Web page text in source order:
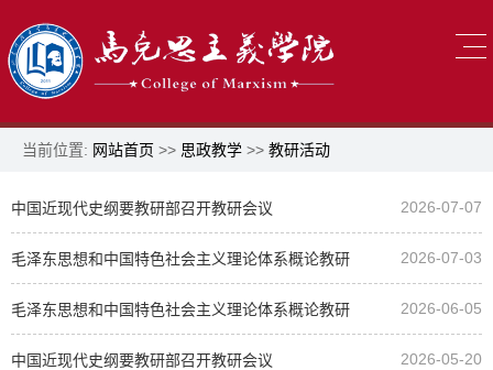
当前位置: 网站首页 >> 思政教学 >> 教研活动
中国近现代史纲要教研部召开教研会议 2026-07-07
毛泽东思想和中国特色社会主义理论体系概论教研
部开展“理响中国”理论学习分享会（十）
2026-07-03
毛泽东思想和中国特色社会主义理论体系概论教研
部开展“理响中国”理论学习分享会（九）
2026-06-05
中国近现代史纲要教研部召开教研会议 2026-05-20